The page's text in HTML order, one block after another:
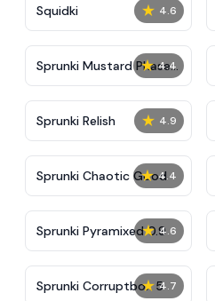
★ 4.6
Squidki
★ 4.4
Sprunki Mustard Phase
2
★ 4.9
Sprunki Relish
★ 4.4
Sprunki Chaotic Good
★ 4.6
Sprunki Pyramixed 0.9
★ 4.7
Sprunki Corruptbox 5